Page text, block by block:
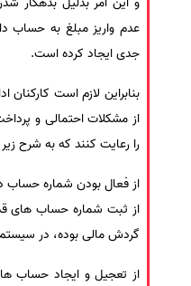
عدم واریز مبلغ به حساب
جدی ایجاد کرده است.
بنابراین لازم است کارکنان
از مشکلات احتمالی و
را رعایت کنند که به شرح
از فعال بودن شماره حساب
از ثبت شماره حساب های
گردش مالی بوده، در
از تعجیل و ایجاد حساب